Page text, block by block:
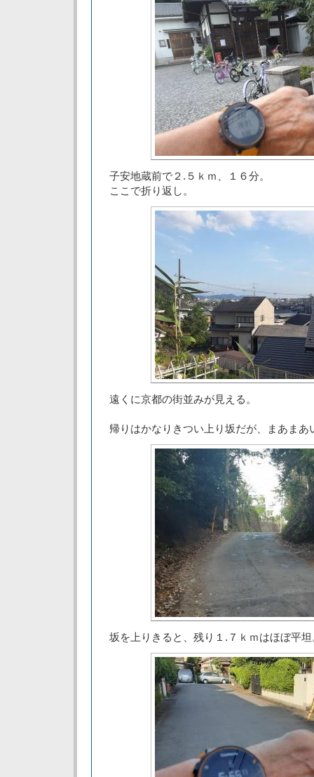
子安地蔵前で２.５ｋｍ、１６分。
ここで折り返し。
遠くに京都の街並みが見える。
帰りはかなりきつい上り坂だが、まあまあ
坂を上りきると、残り１.７ｋｍはほぼ平坦